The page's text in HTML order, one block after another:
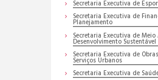
Secretaria Executiva de
Secretaria Executiva de
Planejamento
Secretaria Executiva de
Desenvolvimento Sustentável
Secretaria Executiva de
Serviços Urbanos
Secretaria Executiva de